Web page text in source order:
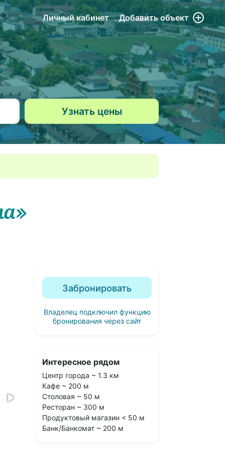
Личный кабинет Добавитьобъект
Забронировать
Владелец подключил функцию
бронирования через сайт
Интересное рядом
Центр города ~ 1.3 км
Кафе ~ 200 м
Столовая ~ 50 м
Ресторан ~ 300 м
Продуктовый магазин < 50 м
Банк/Банкомат ~ 200 м